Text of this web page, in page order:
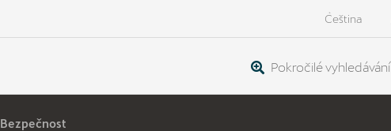
Čeština
Pokročilé vyhledávání
Bezpečnost